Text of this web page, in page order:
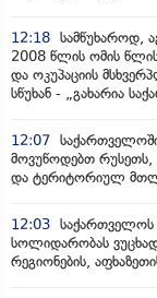
12:18 სამწუხაროდ,
2008 წლის ომის
და ოკუპაციის
სწუხან - „გახარია
12:07
მოვუწოდებთ რუსეთს,
და ტერიტორიულ
12:03 საქართველოს
სოლიდარობას
რეგიონების,